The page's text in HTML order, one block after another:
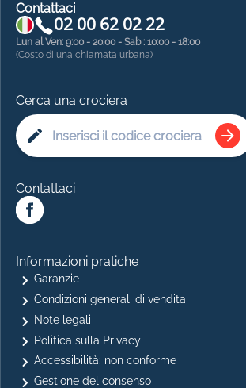
Contattaci
02 00 62 02 22
Lun al Ven: 9:00 - 20:00 - Sab : 10:00 - 18:00
(Costo di una chiamata urbana)
Cerca una crociera
Contattaci
Informazioni pratiche
Garanzie
Condizioni generali di vendita
Note legali
Politica sulla Privacy
Accessibilità: non conforme
Gestione del consenso